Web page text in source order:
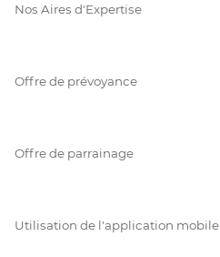
Nos Aires d'Expertise
Offre de prévoyance
Offre de parrainage
Utilisation de l'application mobile